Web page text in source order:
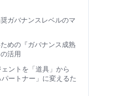
ガバナンスレベルのマ
めの『ガバナンス成熟
活用
ントを「道具」から
パートナー」に変えるた